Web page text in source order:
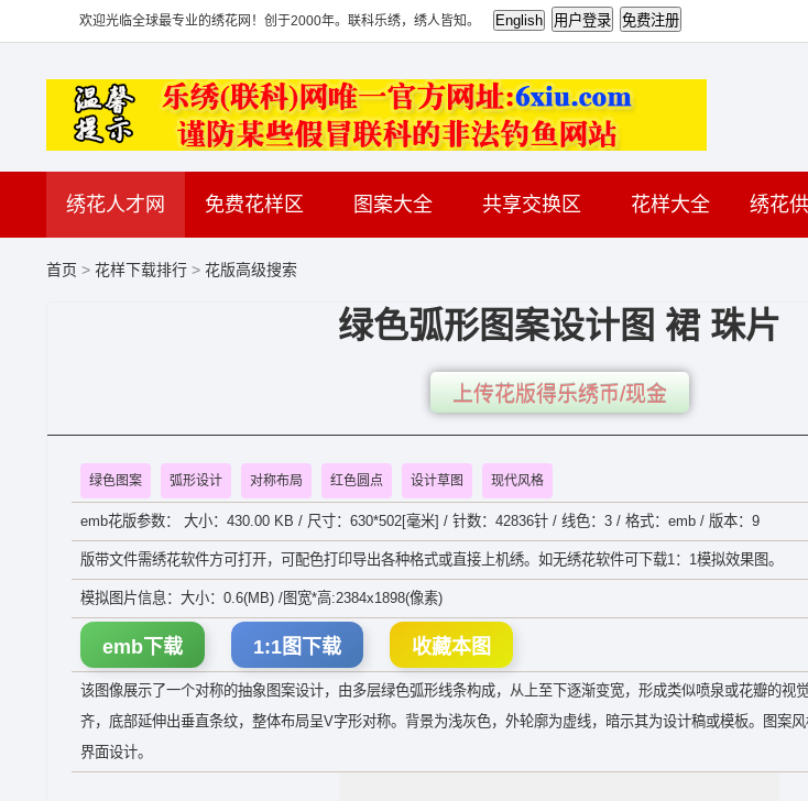
欢迎光临全球最专业的绣花网！创于2000年。联科乐绣，绣人皆知。
绣花人才网 免费花样区 图案大全 共享交换区 花样大全 绣花
首页 > 花样下载排行 > 花版高级搜索
绿色弧形图案设计图 裙 珠片
上传花版得乐绣币/现金
绿色图案 弧形设计 对称布局 红色圆点 设计草图 现代风格
emb花版参数： 大小：430.00 KB / 尺寸：630*502[毫米] / 针数：42836针 / 线色：3 / 格式：emb / 版本：9
版带文件需绣花软件方可打开，可配色打印导出各种格式或直接上机绣。如无绣花软件可下载1：1模拟效果图。
模拟图片信息：大小：0.6(MB) /图宽*高:2384x1898(像素)
emb下载 1:1图下载 收藏本图
该图像展示了一个对称的抽象图案设计，由多层绿色弧形线条构成，从上至下逐渐变宽，形成类似喷泉或花瓣的视
齐，底部延伸出垂直条纹，整体布局呈V字形对称。背景为浅灰色，外轮廓为虚线，暗示其为设计稿或模板。图案
界面设计。